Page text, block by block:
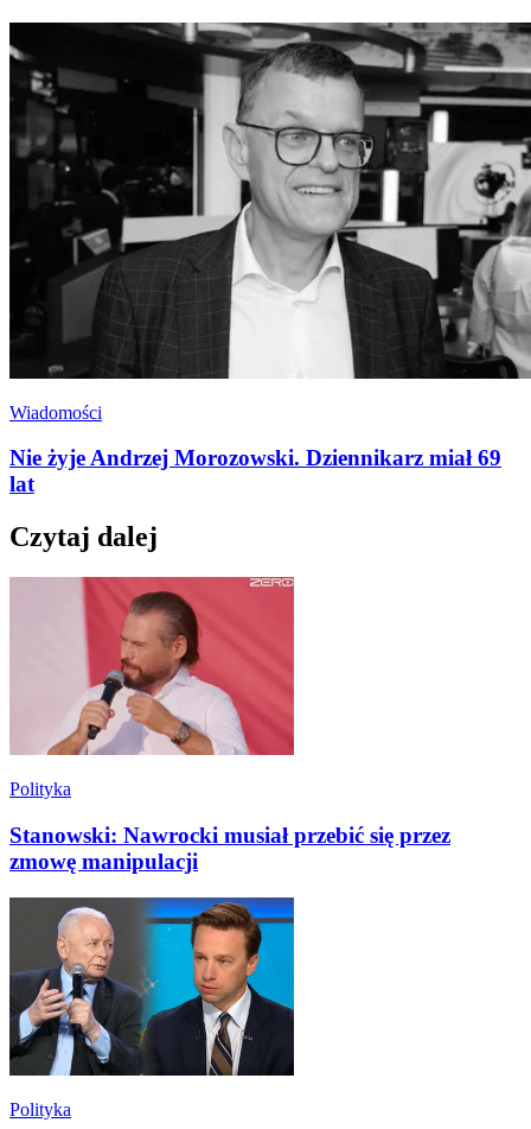
Wiadomości
Nie żyje Andrzej Morozowski. Dziennikarz miał 69
lat
Czytaj dalej
Polityka
Stanowski: Nawrocki musiał przebić się przez
zmowę manipulacji
Polityka